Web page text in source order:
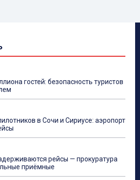
гостей: безопасность туристов
в Сочи и Сириусе: аэропорт
рейсы — прокуратура
приёмные